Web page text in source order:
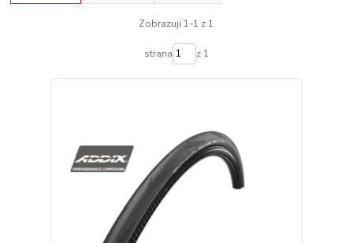
Zobrazuji 1-1 z 1
strana z 1